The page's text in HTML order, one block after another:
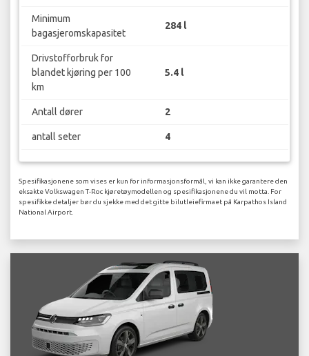
Minimum
bagasjeromskapasitet
284 l
Drivstofforbruk for
blandet kjøring per 100
km
5.4 l
Antall dører 2
antall seter 4
Spesifikasjonene som vises er kun for informasjonsformål, vi kan ikke garantere den
eksakte Volkswagen T-Roc kjøretøymodellen og spesifikasjonene du vil motta. For
spesifikke detaljer bør du sjekke med det gitte bilutleiefirmaet på Karpathos Island
National Airport.